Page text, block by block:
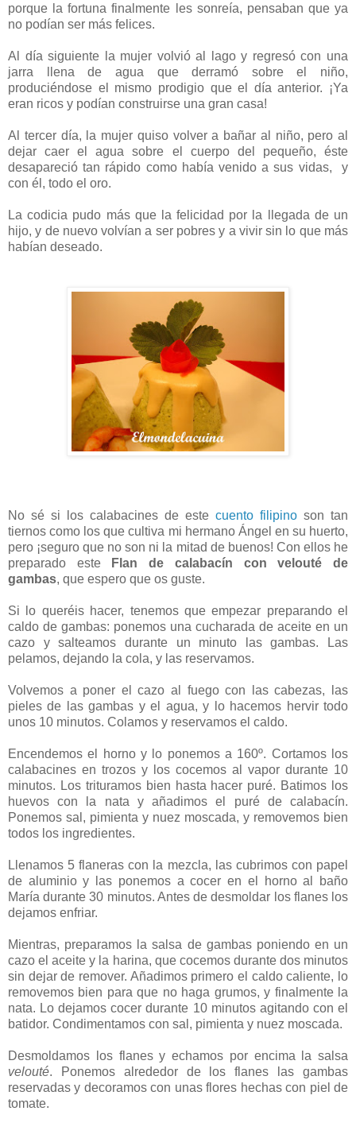
porque la fortuna finalmente les sonreía, pensaban que ya
no podían ser más felices.
Al día siguiente la mujer volvió al lago y regresó con una
jarra llena de agua que derramó sobre el niño,
produciéndose el mismo prodigio que el día anterior. ¡Ya
eran ricos y podían construirse una gran casa!
Al tercer día, la mujer quiso volver a bañar al niño, pero al
dejar caer el agua sobre el cuerpo del pequeño, éste
desapareció tan rápido como había venido a sus vidas, y
con él, todo el oro.
La codicia pudo más que la felicidad por la llegada de un
hijo, y de nuevo volvían a ser pobres y a vivir sin lo que más
habían deseado.
No sé si los calabacines de este cuento filipino son tan
tiernos como los que cultiva mi hermano Ángel en su huerto,
pero ¡seguro que no son ni la mitad de buenos! Con ellos he
preparado este
Flan de calabacín con velouté de
gambas, que espero que os guste.
Si lo queréis hacer, tenemos que empezar preparando el
caldo de gambas: ponemos una cucharada de aceite en un
cazo y salteamos durante un minuto las gambas. Las
pelamos, dejando la cola, y las reservamos.
Volvemos a poner el cazo al fuego con las cabezas, las
pieles de las gambas y el agua, y lo hacemos hervir todo
unos 10 minutos. Colamos y reservamos el caldo.
Encendemos el horno y lo ponemos a 160º. Cortamos los
calabacines en trozos y los cocemos al vapor durante 10
minutos. Los trituramos bien hasta hacer puré. Batimos los
huevos con la nata y añadimos el puré de calabacín.
Ponemos sal, pimienta y nuez moscada, y removemos bien
todos los ingredientes.
Llenamos 5 flaneras con la mezcla, las cubrimos con papel
de aluminio y las ponemos a cocer en el horno al baño
María durante 30 minutos. Antes de desmoldar los flanes los
dejamos enfriar.
Mientras, preparamos la salsa de gambas poniendo en un
cazo el aceite y la harina, que cocemos durante dos minutos
sin dejar de remover. Añadimos primero el caldo caliente, lo
removemos bien para que no haga grumos, y finalmente la
nata. Lo dejamos cocer durante 10 minutos agitando con el
batidor. Condimentamos con sal, pimienta y nuez moscada.
Desmoldamos los flanes y echamos por encima la salsa
velouté. Ponemos alrededor de los flanes las gambas
reservadas y decoramos con unas flores hechas con piel de
tomate.